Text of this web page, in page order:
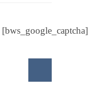
[bws_google_captcha]